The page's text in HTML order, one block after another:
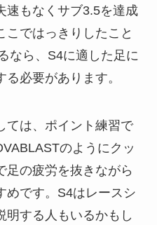
速もなくサブ3.5を達成
こではっきりしたこと
なら、S4に適した足に
必要があります。
ては、ポイント練習で
のようにクッ
足の疲労を抜きながら
めです。S4はレースシ
明する人もいるかもし